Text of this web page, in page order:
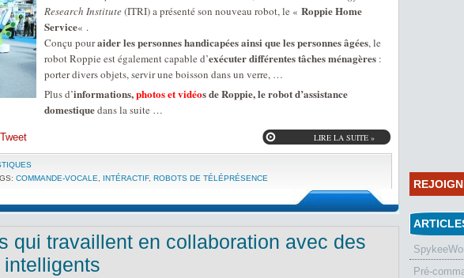
Research Institute(ITRI) a présenté son nouveau robot, le « Roppie Home
Service« .
Conçu pouraider les personnes handicapées ainsi que les personnes âgées, le
robot Roppie est également capable d’exécuter différentes tâches ménagères :
porter divers objets, servir une boisson dans un verre, …
Plus d’informations,photos et vidéos de Roppie, le robot d’assistance
domestiquedans la suite …
LIRE LA SUITE »
Tweet
COMMANDE-VOCALE INTÉRACTIF, ROBOTS DE TÉLÉPRÉSENCE
qui travaillent en collaboration avec des
Pré-